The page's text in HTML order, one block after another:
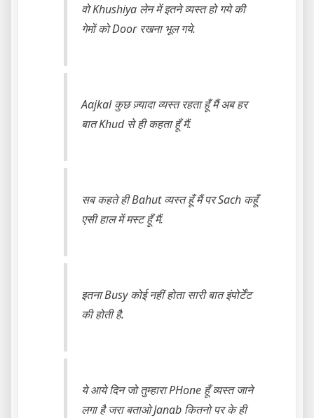
वो Khushiya लेन में इतने व्यस्त हो गये की
गेमों को Door रखना भूल गये.
Aajkal कुछ ज़्यादा व्यस्त रहता हूँ मैं अब हर
बात Khud से ही कहता हूँ मैं.
सब कहते ही Bahut व्यस्त हूँ मैं पर Sach कहूँ
एसी हाल में मस्ट हूँ मैं.
इतना Busy कोई नहीं होता सारी बात इंपोर्टेंट
की होती है.
ये आये दिन जो तुम्हारा PHone हूँ व्यस्त जाने
लगा है जरा बताओ Janab कितनो पर के ही